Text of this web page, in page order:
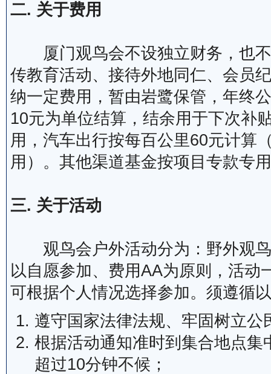
二. 关于费用
厦门观鸟会不设独立财务，也不
传教育活动、接待外地同仁、会员
纳一定费用，暂由岩鹭保管，年终
10元为单位结算，结余用于下次补
用，汽车出行按每百公里60元计算
用）。其他渠道基金按项目专款专
三. 关于活动
观鸟会户外活动分为：野外观鸟
以自愿参加、费用AA为原则，活动
可根据个人情况选择参加。须遵循
遵守国家法律法规、牢固树立
根据活动通知准时到集合地点
超过10分钟不候；